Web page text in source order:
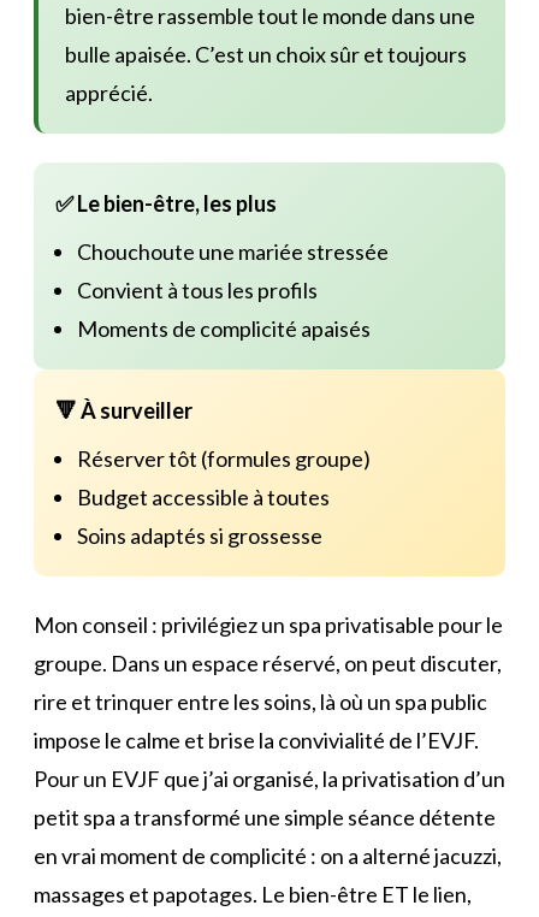
bien-être rassemble tout le monde dans une
bulle apaisée. C’est un choix sûr et toujours
apprécié.
✅ Le bien-être, les plus
Chouchoute une mariée stressée
Convient à tous les profils
Moments de complicité apaisés
🔻 À surveiller
Réserver tôt (formules groupe)
Budget accessible à toutes
Soins adaptés si grossesse
Mon conseil : privilégiez un spa privatisable pour le
groupe. Dans un espace réservé, on peut discuter,
rire et trinquer entre les soins, là où un spa public
impose le calme et brise la convivialité de l’EVJF.
Pour un EVJF que j’ai organisé, la privatisation d’un
petit spa a transformé une simple séance détente
en vrai moment de complicité : on a alterné jacuzzi,
massages et papotages. Le bien-être ET le lien,